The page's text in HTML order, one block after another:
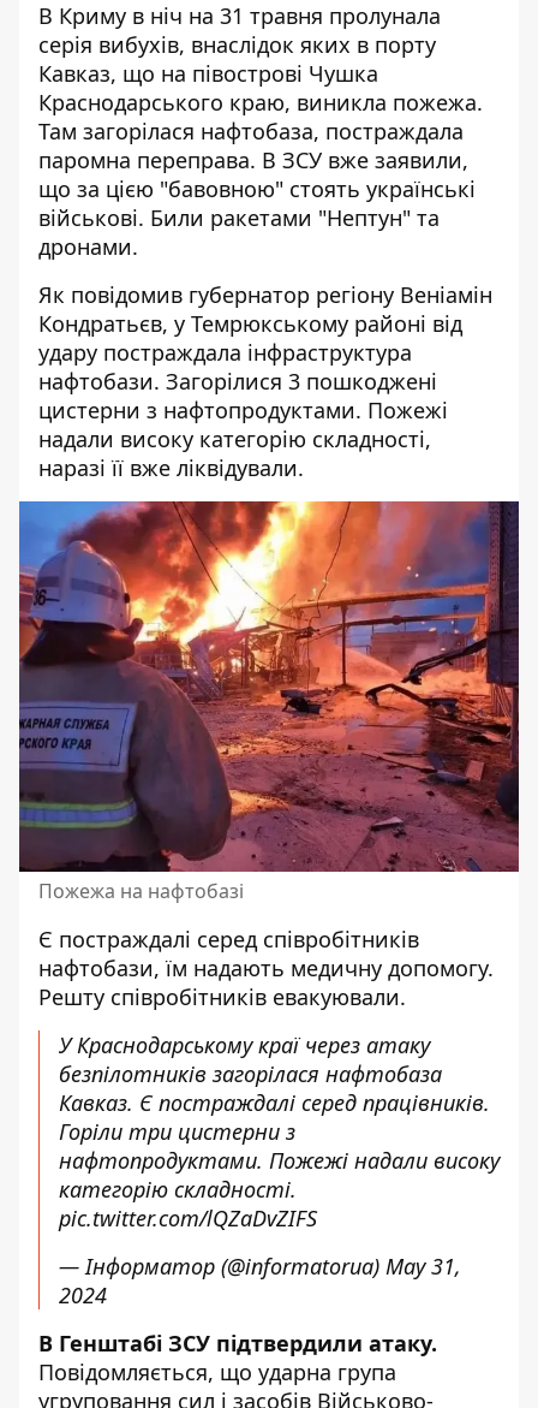
В Криму в ніч на 31 травня пролунала
серія вибухів, внаслідок яких в порту
Кавказ, що на півострові Чушка
Краснодарського краю, виникла пожежа.
Там загорілася нафтобаза, постраждала
паромна переправа. В ЗСУ вже заявили,
що за цією "бавовною" стоять українські
військові. Били ракетами "Нептун" та
дронами.
Як повідомив губернатор регіону Веніамін
Кондратьєв, у Темрюкському районі від
удару постраждала інфраструктура
нафтобази. Загорілися 3 пошкоджені
цистерни з нафтопродуктами. Пожежі
надали високу категорію складності,
наразі її вже ліквідували.
Пожежа на нафтобазі
Є постраждалі серед співробітників
нафтобази, їм надають медичну допомогу.
Решту співробітників евакуювали.
У Краснодарському краї через атаку
безпілотників загорілася нафтобаза
Кавказ. Є постраждалі серед працівників.
Горіли три цистерни з
нафтопродуктами. Пожежі надали високу
категорію складності.
pic.twitter.com/lQZaDvZIFS
— Інформатор (@informatorua) May 31,
2024
В Генштабі ЗСУ підтвердили атаку.
Повідомляється, що ударна група
угруповання сил і засобів Військово-